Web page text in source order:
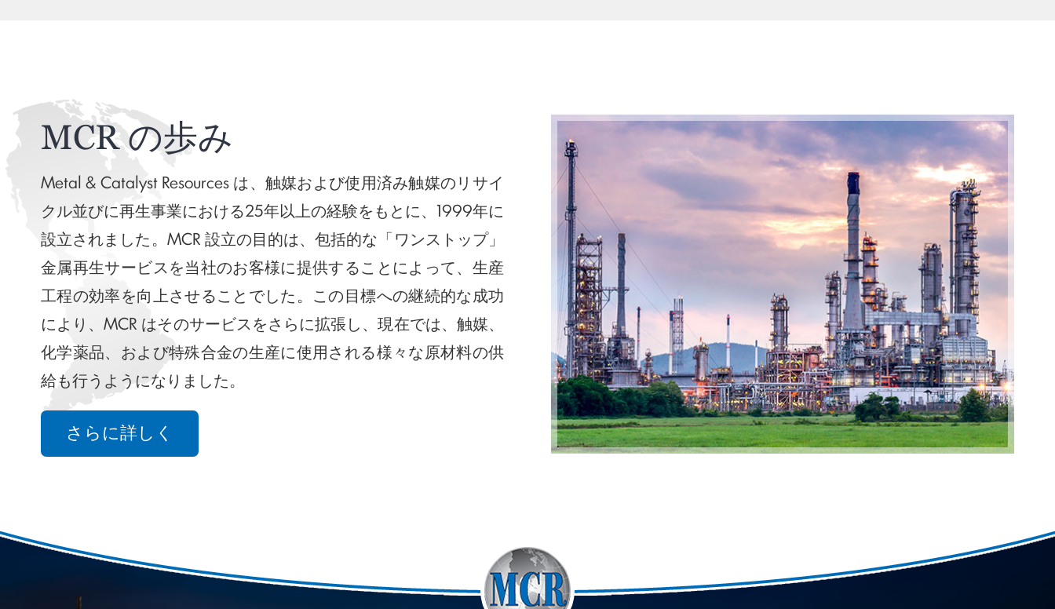
MCR の歩み
Metal & Catalyst Resources は、触媒および使用済み触媒のリサイ
クル並びに再生事業における25年以上の経験をもとに、1999年に
設立されました。MCR 設立の目的は、包括的な「ワンストップ」
金属再生サービスを当社のお客様に提供することによって、生産
工程の効率を向上させることでした。この目標への継続的な成功
により、MCR はそのサービスをさらに拡張し、現在では、触媒、
化学薬品、および特殊合金の生産に使用される様々な原材料の供
給も行うようになりました。
さらに詳しく